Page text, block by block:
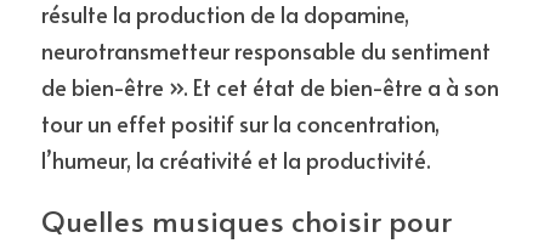
résulte la production de la dopamine,
neurotransmetteur responsable du sentiment
de bien-être ». Et cet état de bien-être a à son
tour un effet positif sur la concentration,
l’humeur, la créativité et la productivité.
Quelles musiques choisir pour